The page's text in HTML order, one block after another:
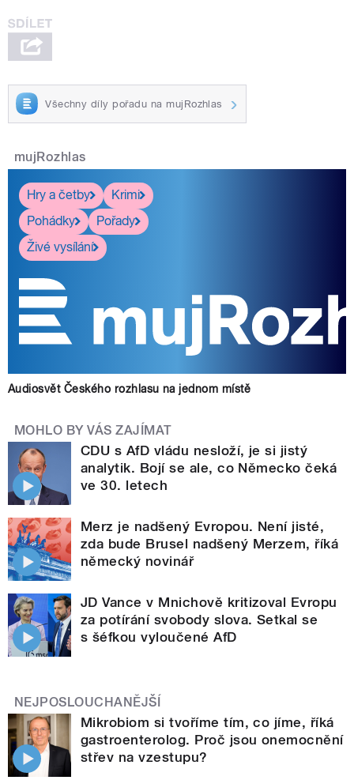
Všechny díly pořadu na mujRozhlas
mujRozhlas
Hry a četby
Krimi
Pohádky
Pořady
Živé vysílání
Audiosvět Českého rozhlasu na jednom místě
MOHLO BY VÁS ZAJÍMAT
CDU s AfD vládu nesloží, je si jistý
analytik. Bojí se ale, co Německo čeká
ve 30. letech
Merz je nadšený Evropou. Není jisté,
zda bude Brusel nadšený Merzem, říká
německý novinář
JD Vance v Mnichově kritizoval Evropu
za potírání svobody slova. Setkal se
s šéfkou vyloučené AfD
NEJPOSLOUCHANĚJŠÍ
Mikrobiom si tvoříme tím, co jíme, říká
gastroenterolog. Proč jsou onemocnění
střev na vzestupu?